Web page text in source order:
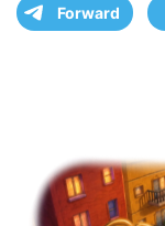
Forward